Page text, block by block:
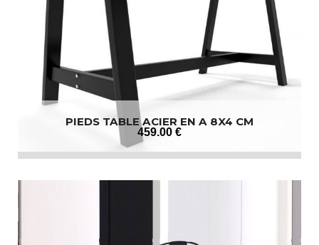
PIEDS TABLE ACIER EN A 8X4 CM
459.00 €